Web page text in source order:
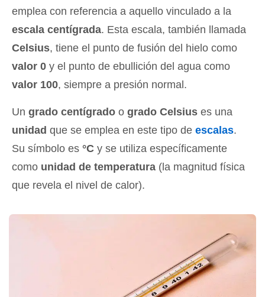
emplea con referencia a aquello vinculado a la
escala centígrada. Esta escala, también llamada
Celsius, tiene el punto de fusión del hielo como
valor 0 y el punto de ebullición del agua como
valor 100, siempre a presión normal.
Un grado centígrado o grado Celsius es una
unidad que se emplea en este tipo de escalas.
Su símbolo es °C y se utiliza específicamente
como unidad de temperatura (la magnitud física
que revela el nivel de calor).